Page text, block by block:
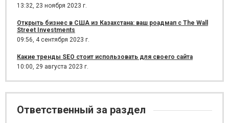
13:32, 23 ноября 2023 г.
Открыть бизнес в США из Казахстана: ваш роадмап с The Wall
Street Investments
09:56, 4 сентября 2023 г.
Какие тренды SEO стоит использовать для своего сайта
10:00, 29 августа 2023 г.
Ответственный за раздел